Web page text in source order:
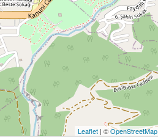
Leaflet | ©OpenStreetMap